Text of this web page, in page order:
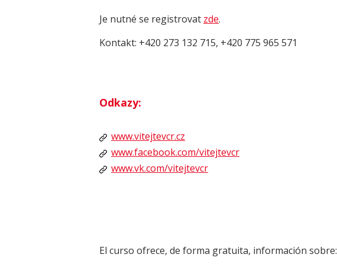
Je nutné se registrovat zde.
Kontakt: +420 273 132 715, +420 775 965 571
Odkazy:
www.vitejtevcr.cz
www.facebook.com/vitejtevcr
www.vk.com/vitejtevcr
El curso ofrece, de forma gratuita, información sobre: